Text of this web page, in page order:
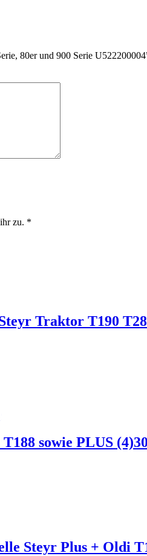
80er und 900 Serie
zu. *
Traktor T190
sowie PLUS
Steyr Plus + Oldi